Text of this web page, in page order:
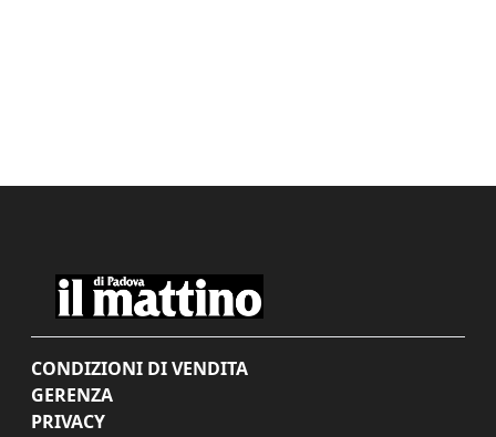
CONDIZIONI DI VENDITA
GERENZA
PRIVACY